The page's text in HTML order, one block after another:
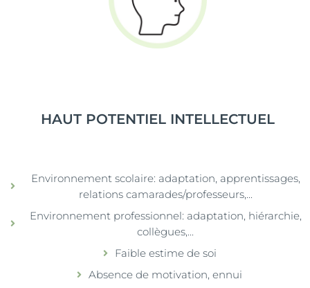
HAUT POTENTIEL INTELLECTUEL
Environnement scolaire: adaptation, apprentissages,
relations camarades/professeurs,...
Environnement professionnel: adaptation, hiérarchie,
collègues,...
Faible estime de soi
Absence de motivation, ennui